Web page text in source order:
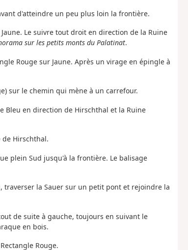
d'atteindre un peu plus loin la frontière.
Le suivre tout droit en direction de la Ruine
sur les petits monts du Palatinat.
Rouge sur Jaune. Après un virage en épingle à
sur le chemin qui mène à un carrefour.
Bleu en direction de Hirschthal et la Ruine
Hirschthal.
plein Sud jusqu'à la frontière. Le balisage
traverser la Sauer sur un petit pont et rejoindre la
de suite à gauche, toujours en suivant le
en bois.
Rouge.